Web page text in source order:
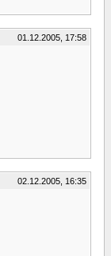
01.12.2005, 17:58
02.12.2005, 16:35